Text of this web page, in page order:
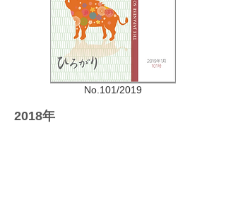
No.101/2019
2018年